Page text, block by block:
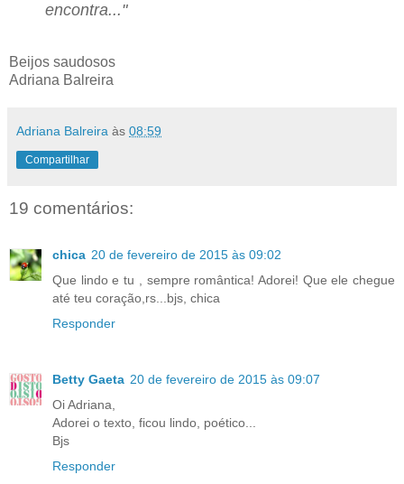
encontra..."
Beijos saudosos
Adriana Balreira
Adriana Balreira às 08:59
Compartilhar
19 comentários:
chica 20 de fevereiro de 2015 às 09:02
Que lindo e tu , sempre romântica! Adorei! Que ele chegue
até teu coração,rs...bjs, chica
Responder
Betty Gaeta 20 de fevereiro de 2015 às 09:07
Oi Adriana,
Adorei o texto, ficou lindo, poético...
Bjs
Responder